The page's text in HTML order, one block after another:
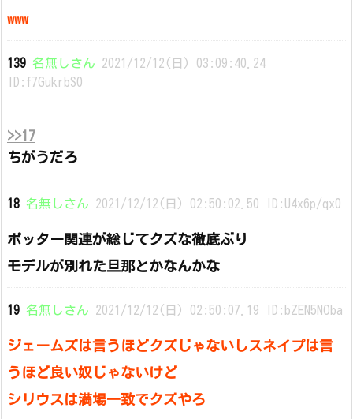
www
139 名無しさん 2021/12/12(日) 03:09:40.24
ID:f7GukrbS0
>>17
ちがうだろ
18 名無しさん 2021/12/12(日) 02:50:02.50 ID:U4x6p/qx0
ポッター関連が総じてクズな徹底ぶり
モデルが別れた旦那とかなんかな
19 名無しさん 2021/12/12(日) 02:50:07.19 ID:bZEN5NOba
ジェームズは言うほどクズじゃないしスネイプは言
うほど良い奴じゃないけど
シリウスは満場一致でクズやろ